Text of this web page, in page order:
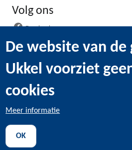
Volg ons
Instagram
WhatsApp
@2022 Gemeentebestuur van Ukkel -
Gebruik van cookies
De website van de
Ukkel voorziet
cookies
Meer informatie
OK